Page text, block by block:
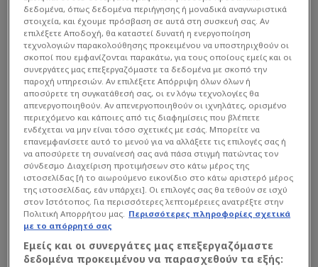
Όπως αναφέρει το ιταλικό Μέσο, ο Παγιέρο
παραμένει σε αναζήτηση νέου σταθμού στην
καριέρα του, με αρκετούς συλλόγους να έχουν
δείξει ενδιαφέρον το τελευταίο διάστημα,
ανάμεσά τους και οΠΑΟΚμε τηΡεάλ Σοσιεδάδ
δεδομένα, όπως δεδομένα περιήγησης ή μοναδικά αναγνωριστικά
στοιχεία, και έχουμε πρόσβαση σε αυτά στη συσκευή σας. Αν
επιλέξετε Αποδοχή, θα καταστεί δυνατή η ενεργοποίηση
τεχνολογιών παρακολούθησης προκειμένου να υποστηριχθούν οι
σκοποί που εμφανίζονται παρακάτω, για τους οποίους εμείς και οι
συνεργάτες μας επεξεργαζόμαστε τα δεδομένα με σκοπό την
παροχή υπηρεσιών. Αν επιλέξετε Απόρριψη όλων όλων ή
αποσύρετε τη συγκατάθεσή σας, οι εν λόγω τεχνολογίες θα
απενεργοποιηθούν. Αν απενεργοποιηθούν οι ιχνηλάτες, ορισμένο
περιεχόμενο και κάποιες από τις διαφημίσεις που βλέπετε
ενδέχεται να μην είναι τόσο σχετικές με εσάς. Μπορείτε να
επανεμφανίσετε αυτό το μενού για να αλλάξετε τις επιλογές σας ή
να αποσύρετε τη συναίνεσή σας ανά πάσα στιγμή πατώντας τον
σύνδεσμο Διαχείριση προτιμήσεων στο κάτω μέρος της
ιστοσελίδας [ή το αιωρούμενο εικονίδιο στο κάτω αριστερό μέρος
της ιστοσελίδας, εάν υπάρχει]. Οι επιλογές σας θα τεθούν σε ισχύ
στον Ιστότοπος. Για περισσότερες λεπτομέρειες ανατρέξτε στην
Πολιτική Απορρήτου μας. Περισσότερες πληροφορίες σχετικά
με το απόρρητό σας
Εμείς και οι συνεργάτες μας επεξεργαζόμαστε
δεδομένα προκειμένου να παρασχεθούν τα εξής: